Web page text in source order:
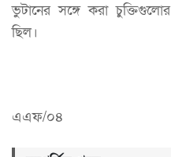
ভুটানের সঙ্গে করা
ছিল।
এএফ/০৪